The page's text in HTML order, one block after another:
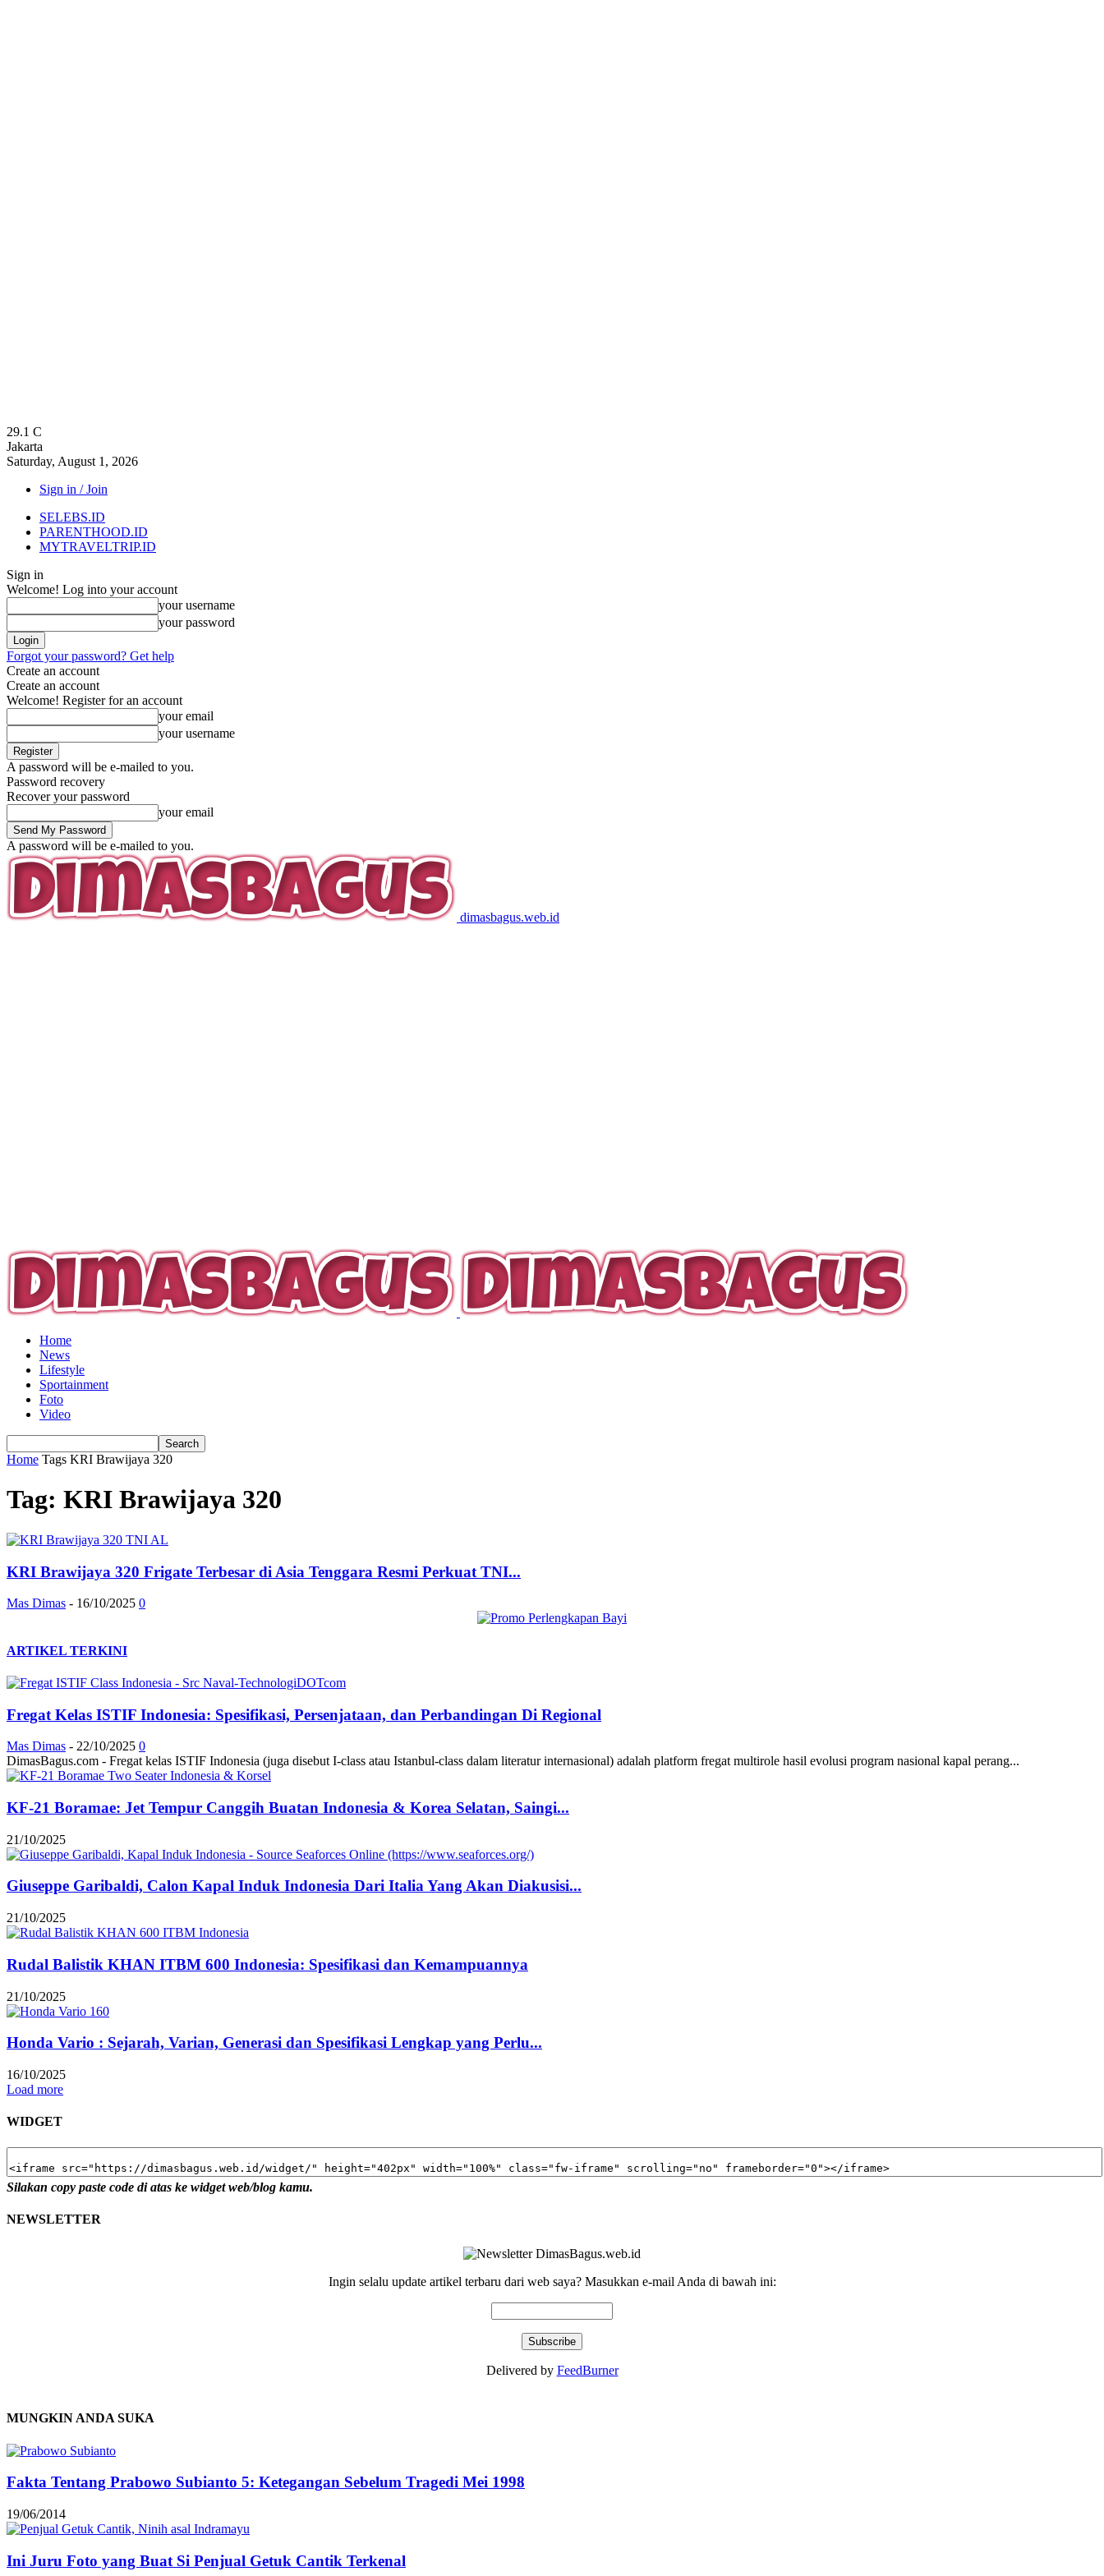
29.1 C
Jakarta
Saturday, August 1, 2026
Sign in / Join
SELEBS.ID
PARENTHOOD.ID
MYTRAVELTRIP.ID
Sign in
Welcome! Log into your account
your username
your password
Forgot your password? Get help
Create an account
Create an account
Welcome! Register for an account
your email
your username
A password will be e-mailed to you.
Password recovery
Recover your password
your email
A password will be e-mailed to you.
dimasbagus.web.id
Home
News
Lifestyle
Sportainment
Foto
Video
Home Tags KRI Brawijaya 320
Tag: KRI Brawijaya 320
KRI Brawijaya 320 Frigate Terbesar di Asia Tenggara Resmi Perkuat TNI...
Mas Dimas - 16/10/2025 0
ARTIKEL TERKINI
Fregat Kelas ISTIF Indonesia: Spesifikasi, Persenjataan, dan Perbandingan Di Regional
Mas Dimas - 22/10/2025 0
DimasBagus.com - Fregat kelas ISTIF Indonesia (juga disebut I-class atau Istanbul-class dalam literatur internasional) adalah platform fregat multirole hasil evolusi program nasional kapal perang...
KF-21 Boramae: Jet Tempur Canggih Buatan Indonesia & Korea Selatan, Saingi...
21/10/2025
Giuseppe Garibaldi, Calon Kapal Induk Indonesia Dari Italia Yang Akan Diakusisi...
21/10/2025
Rudal Balistik KHAN ITBM 600 Indonesia: Spesifikasi dan Kemampuannya
21/10/2025
Honda Vario : Sejarah, Varian, Generasi dan Spesifikasi Lengkap yang Perlu...
16/10/2025
Load more
WIDGET
Silakan copy paste code di atas ke widget web/blog kamu.
NEWSLETTER
Ingin selalu update artikel terbaru dari web saya? Masukkan e-mail Anda di bawah ini:
Delivered by FeedBurner
MUNGKIN ANDA SUKA
Fakta Tentang Prabowo Subianto 5: Ketegangan Sebelum Tragedi Mei 1998
19/06/2014
Ini Juru Foto yang Buat Si Penjual Getuk Cantik Terkenal